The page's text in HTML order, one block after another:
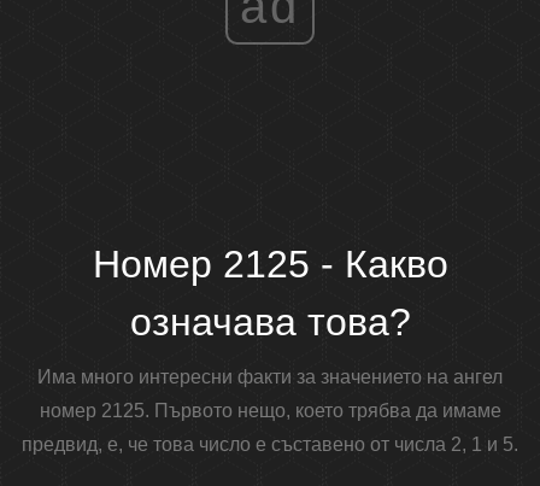
Номер 2125 - Какво
означава това?
Има много интересни факти за значението на ангел
номер 2125. Първото нещо, което трябва да имаме
предвид, е, че това число е съставено от числа 2, 1 и 5.